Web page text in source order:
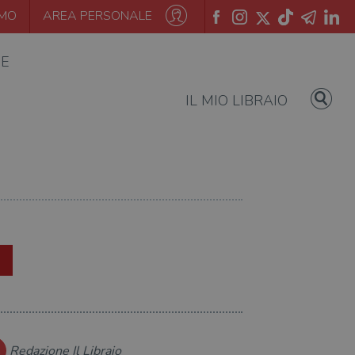
AREA PERSONALE
IL MIO LIBRAIO
Redazione Il Libraio